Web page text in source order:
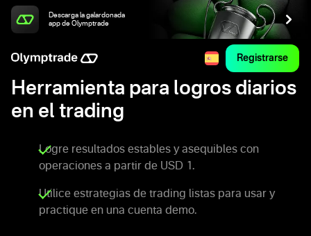
Descarga la galardonada
app de Olymptrade
Registrarse
Herramienta para logros diarios
en el trading
Logre resultados estables y asequibles con
operaciones a partir de USD 1.
Utilice estrategias de trading listas para usar y
practique en una cuenta demo.